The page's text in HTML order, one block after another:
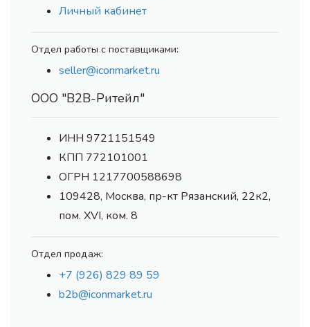
Личный кабинет
Отдел работы с поставщиками:
seller@iconmarket.ru
ООО "В2В-Ритейл"
ИНН 9721151549
КПП 772101001
ОГРН 1217700588698
109428, Москва, пр-кт Рязанский, 22к2,
пом. XVI, ком. 8
Отдел продаж:
+7 (926) 829 89 59
b2b@iconmarket.ru